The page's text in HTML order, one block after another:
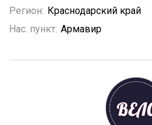
Регион: Краснодарский край
Нас. пункт: Армавир